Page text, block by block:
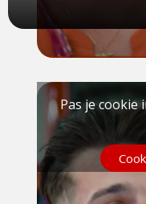
Pas je cookie